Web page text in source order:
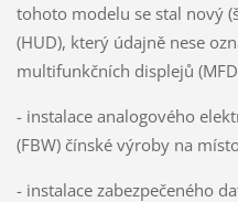
tohoto modelu se stal nový
(HUD), který údajně nese
multifunkčních displejů
- instalace analogového
(FBW) čínské výroby na
- instalace zabezpečeného